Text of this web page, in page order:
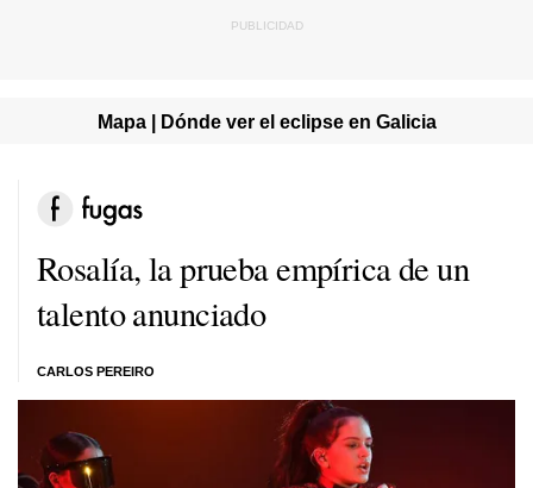
Mapa | Dónde ver el eclipse en Galicia
Rosalía, la prueba empírica de un
talento anunciado
CARLOS PEREIRO